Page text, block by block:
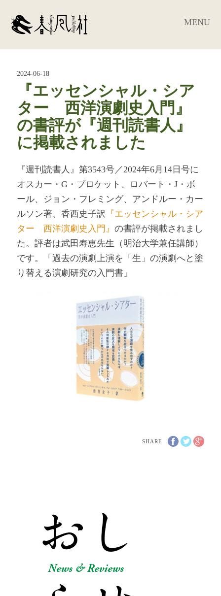
MENU
2024-06-18
『エッセンシャル・シア
ター 西洋演劇史入門』
の書評が『週刊読書人』
に掲載されました
『週刊読書人』第3543号／2024年6月14日号に
オスカー・G・ブロケット、ロバート・J・ボ
ール、ジョン・フレミング、アンドルー・カー
ルソン著、香西史子訳
『エッセンシャル・シア
ター 西洋演劇史入門』の書評が掲載されまし
た。評者は武田寿恵先生（明治大学兼任講師）
です。「過去の演劇上演を「生」の演劇へと塗
り替える演劇研究の入門書」
SHARE